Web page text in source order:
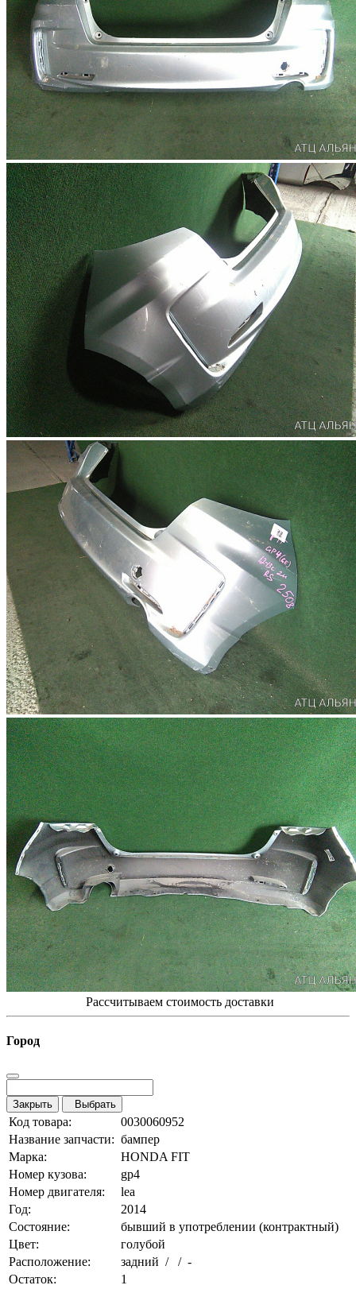
Рассчитываем стоимость доставки
Город
Закрыть Выбрать
Код товара:
0030060952
Название запчасти: бампер
Марка:
HONDA FIT
Номер кузова:
gp4
Номер двигателя:
lea
Год:
2014
Состояние:
бывший в употреблении (контрактный)
Цвет:
голубой
Расположение:
задний / / -
Остаток:
1